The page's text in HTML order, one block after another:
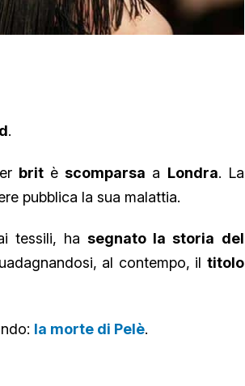
.
brit èscomparsa a Londra. La
pubblica la sua malattia.
tessili, ha segnato la storia del
al contempo, il titolo
la morte di Pelè.